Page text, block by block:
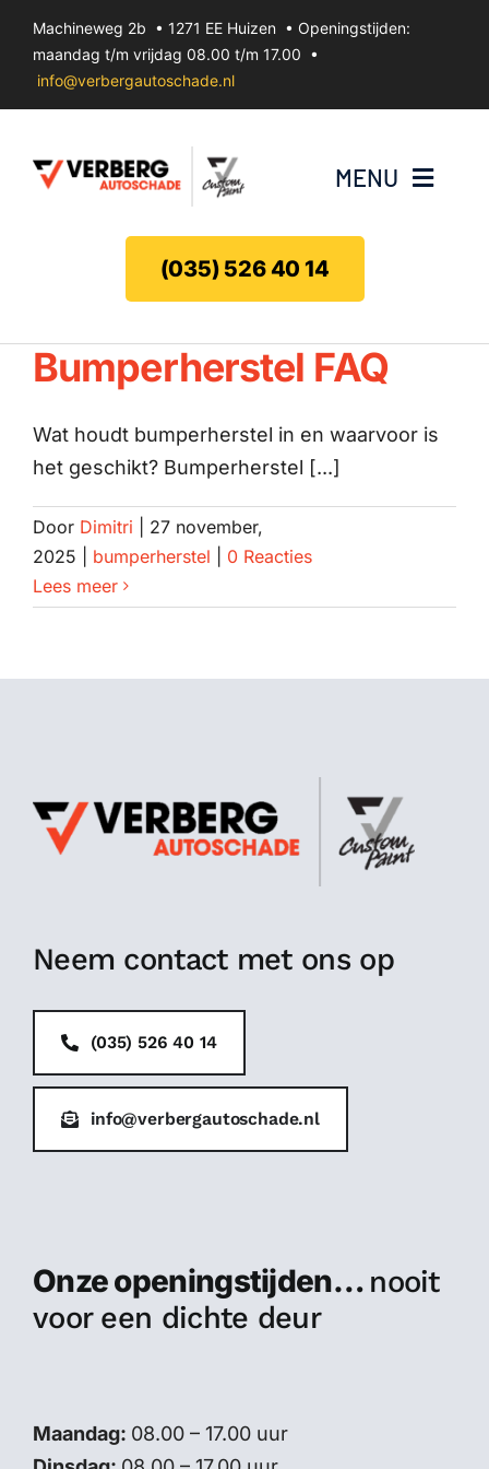
naar
inhoud
Machineweg 2b • 1271 EE Huizen • Openingstijden:
maandag t/m vrijdag 08.00 t/m 17.00 •
info@verbergautoschade.nl
MENU
Bumperherstel
Uitdeuken zonder spuiten
Koplamp herstel
Spotrepair
Steenslagreparatie
(035) 526 40 14
Bumperherstel FAQ
Wat houdt bumperherstel in en waarvoor is
het geschikt? Bumperherstel [...]
Door Dimitri
27 november,
2025
bumperherstel
0 Reacties
Lees meer
Neem contact met ons op
(035) 526 40 14
info@verbergautoschade.nl
Onze openingstijden… nooit
voor een dichte deur
Maandag: 08.00 – 17.00 uur